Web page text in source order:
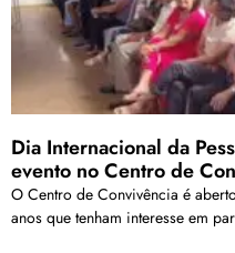
Dia Internacional da
evento no Centro de
O Centro de Convivência é
anos que tenham interesse em